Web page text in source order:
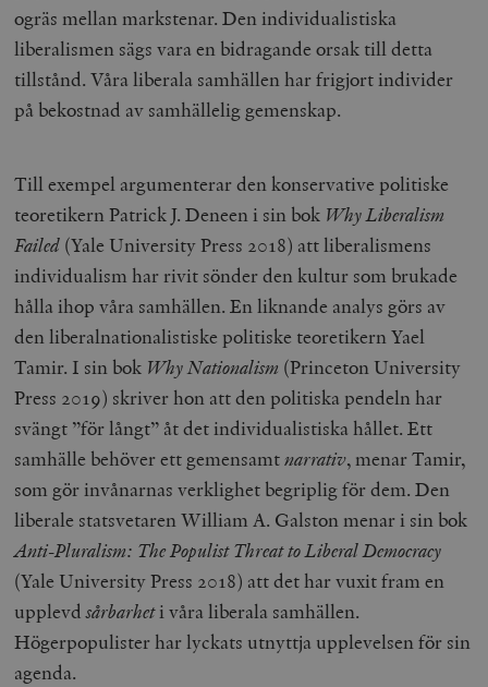
ogräs mellan markstenar. Den individualistiska
liberalismen sägs vara en bidragande orsak till detta
tillstånd. Våra liberala samhällen har frigjort individer
på bekostnad av samhällelig gemenskap.
Till exempel argumenterar den konservative politiske
teoretikern Patrick J. Deneen i sin bok Why Liberalism
Failed (Yale University Press 2018) att liberalismens
individualism har rivit sönder den kultur som brukade
hålla ihop våra samhällen. En liknande analys görs av
den liberalnationalistiske politiske teoretikern Yael
Tamir. I sin bok Why Nationalism (Princeton University
Press 2019) skriver hon att den politiska pendeln har
svängt ”för långt” åt det individualistiska hållet. Ett
samhälle behöver ett gemensamtnarrativ, menar Tamir,
som gör invånarnas verklighet begriplig för dem. Den
liberale statsvetaren William A. Galston menar i sin bok
Anti-Pluralism: The Populist Threat to Liberal Democracy
(Yale University Press 2018) att det har vuxit fram en
upplevdsårbarheti våra liberala samhällen.
Högerpopulister har lyckats utnyttja upplevelsen för sin
agenda.